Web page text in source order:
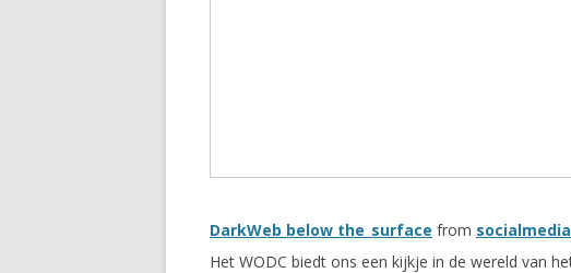
DarkWeb below the_surface from
Het WODC biedt ons een kijkje in de wereld van